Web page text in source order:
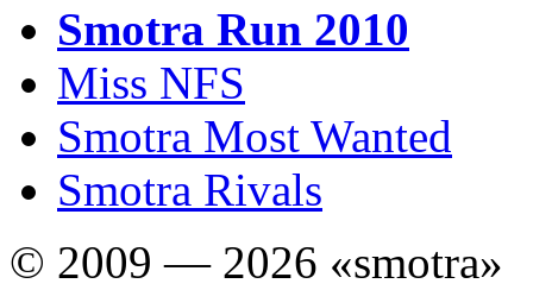
Smotra Run 2010
Miss NFS
Smotra Most Wanted
Smotra Rivals
© 2009 — 2026 «smotra»